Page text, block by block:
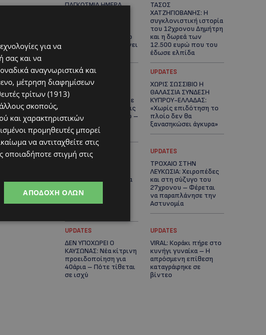
ΠΑΓΚΟΣΜΙΑ ΗΜΕΡΑ
χαδιάρικο τετράποδο
με τη ματιά που λιώνει
ΤΑΣΟΣ
ΧΑΤΖΗΓΙΟΒΑΝΗΣ: Η
συγκλονιστική ιστορία
του 12χρονου Δημήτρη
και η δωρεά των
12.500 ευρώ που του
έδωσε ελπίδα
STORIES
ΕΞΩΤΙΚΑ ΖΩΑ ΣΤΗΝ
ΚΥΠΡΟ: Πότε
επιτρέπεται και πότε
απαγορεύεται να έχεις
μαϊμού ως κατοικίδιο –
διατηρείς νόμιμα
UPDATES
ΧΩΡΙΣ ΣΩΣΣΙΒΙΟ Η
ΘΑΛΑΣΣΙΑ ΣΥΝΔΕΣΗ
ΚΥΠΡΟΥ-ΕΛΛΑΔΑΣ:
«Χωρίς επιδότηση το
πλοίο δεν θα
ξανασηκώσει άγκυρα»
STORIES
πρωτοβουλίες για να
Μακαρίου και το
κέντρο της
UPDATES
ΤΡΟΧΑΙΟ ΣΤΗΝ
ΛΕΥΚΩΣΙΑ: Χειροπέδες
και στη σύζυγο του
27χρονου – Φέρεται
να παραπλάνησε την
Αστυνομία
UPDATES
ΔΕΝ ΥΠΟΧΩΡΕΙ Ο
ΚΑΥΣΩΝΑΣ: Νέα κίτρινη
προειδοποίηση για
40άρια – Πότε τίθεται
σε ισχύ
UPDATES
VIRAL: Κοράκι πήρε στο
κυνήγι γυναίκα – Η
απρόσμενη επίθεση
καταγράφηκε σε
βίντεο
για να
σας και να
αναγνωριστικά και
μέτρηση διαφημίσεων
τρίτων (1913)
σκοπούς,
και χαρακτηριστικών
προμηθευτές μπορεί
να αντιταχθείτε στις
στιγμή στις
ΑΠΟΔΟΧΉ ΌΛΩΝ